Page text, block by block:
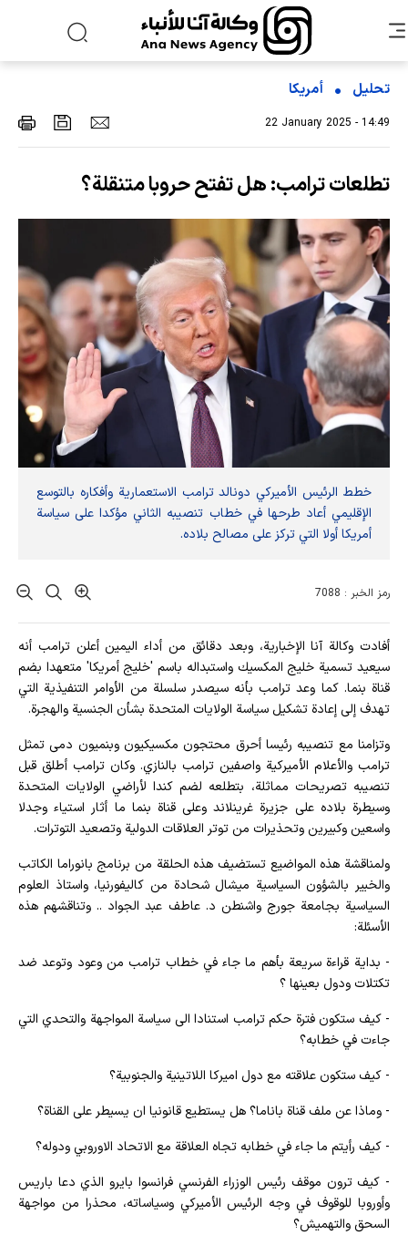
تحلیل أمریکا
22 January 2025 - 14:49
تطلعات ترامب: هل تفتح حروبا متنقلة؟
خطط الرئيس الأميركي دونالد ترامب الاستعمارية وأفكاره بالتوسع
الإقليمي أعاد طرحها في خطاب تنصيبه الثاني مؤكدا على سياسة
أمريكا أولا التي تركز على مصالح بلاده.
رمز الخبر : 7088
أفادت وکالة آنا الإخباریة، وبعد دقائق من أداء اليمين أعلن ترامب أنه
سيعيد تسمية خليج المكسيك واستبداله باسم 'خليج أمريكا' متعهدا بضم
قناة بنما. كما وعد ترامب بأنه سيصدر سلسلة من الأوامر التنفيذية التي
تهدف إلى إعادة تشكيل سياسة الولايات المتحدة بشأن الجنسية والهجرة.
وتزامنا مع تنصيبه رئيسا أحرق محتجون مكسيكيون وبنميون دمى تمثل
ترامب والأعلام الأميركية واصفين ترامب بالنازي. وكان ترامب أطلق قبل
تنصيبه تصريحات مماثلة، بتطلعه لضم كندا لأراضي الولايات المتحدة
وسيطرة بلاده على جزيرة غرينلاند وعلى قناة بنما ما أثار استياء وجدلا
واسعين وكبيرين وتحذيرات من توتر العلاقات الدولية وتصعيد التوترات.
ولمناقشة هذه المواضيع تستضيف هذه الحلقة من برنامج بانوراما الكاتب
والخبير بالشؤون السياسية ميشال شحادة من كاليفورنيا، واستاذ العلوم
السياسية بجامعة جورج واشنطن د. عاطف عبد الجواد .. وتناقشهم هذه
الأسئلة:
- بداية قراءة سريعة بأهم ما جاء في خطاب ترامب من وعود وتوعد ضد
تكتلات ودول بعينها ؟
- كيف ستكون فترة حكم ترامب استنادا الى سياسة المواجهة والتحدي التي
جاءت في خطابه؟
- كيف ستكون علاقته مع دول اميركا اللاتينية والجنوبية؟
- وماذا عن ملف قناة باناما؟ هل يستطيع قانونيا ان يسيطر على القناة؟
- كيف رأيتم ما جاء في خطابه تجاه العلاقة مع الاتحاد الاوروبي ودوله؟
- كيف ترون موقف رئيس الوزراء الفرنسي فرانسوا بايرو الذي دعا باريس
وأوروبا للوقوف في وجه الرئيس الأميركي وسياساته، محذرا من مواجهة
السحق والتهميش؟